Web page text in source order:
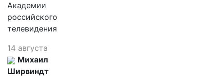
Академии
российского
телевидения
14 августа
Михаил
Ширвиндт